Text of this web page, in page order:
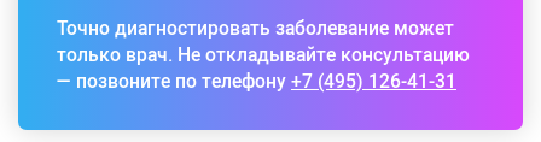
Точно диагностировать заболевание может
только врач. Не откладывайте консультацию
— позвоните по телефону+7 (495) 126-41-31